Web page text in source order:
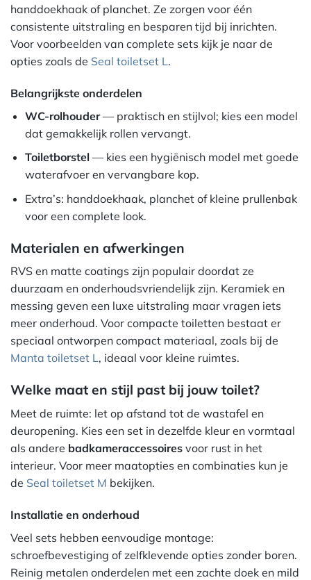
handdoekhaak of planchet. Ze zorgen voor één
consistente uitstraling en besparen tijd bij inrichten.
Voor voorbeelden van complete sets kijk je naar de
opties zoals de Seal toiletset L.
Belangrijkste onderdelen
WC-rolhouder— praktisch en stijlvol; kies een model
dat gemakkelijk rollen vervangt.
Toiletborstel — kies een hygiënisch model met goede
waterafvoer en vervangbare kop.
Extra’s: handdoekhaak, planchet of kleine prullenbak
voor een complete look.
Materialen en afwerkingen
RVS en matte coatings zijn populair doordat ze
duurzaam en onderhoudsvriendelijk zijn. Keramiek en
messing geven een luxe uitstraling maar vragen iets
meer onderhoud. Voor compacte toiletten bestaat er
speciaal ontworpen compact materiaal, zoals bij de
Manta toiletset L, ideaal voor kleine ruimtes.
Welke maat en stijl past bij jouw toilet?
Meet de ruimte: let op afstand tot de wastafel en
deuropening. Kies een set in dezelfde kleur en vormtaal
als andere badkameraccessoires voor rust in het
interieur. Voor meer maatopties en combinaties kun je
de Seal toiletset M bekijken.
Installatie en onderhoud
Veel sets hebben eenvoudige montage:
schroefbevestiging of zelfklevende opties zonder boren.
Reinig metalen onderdelen met een zachte doek en mild